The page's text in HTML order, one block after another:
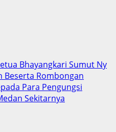
Bhayangkari Sumut Ny
Beserta Rombongan
Para Pengungsi
Sekitarnya